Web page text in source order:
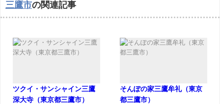
三鷹市の関連記事
ツクイ・サンシャイン三鷹
深大寺（東京都三鷹市）
そんぽの家三鷹牟礼（東京
都三鷹市）